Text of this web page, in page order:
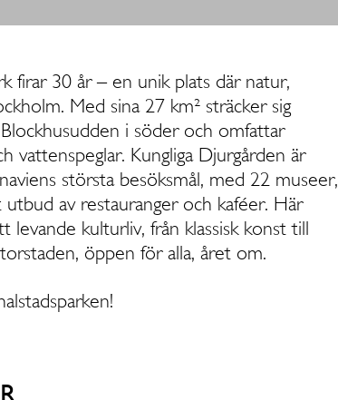
firar 30 år – en unik plats där natur,
Med sina 27 km² sträcker sig
i söder och omfattar
vattenspeglar. Kungliga Djurgården är
största besöksmål, med 22 museer,
av restauranger och kaféer. Här
levande kulturliv, från klassisk konst till
öppen för alla, året om.